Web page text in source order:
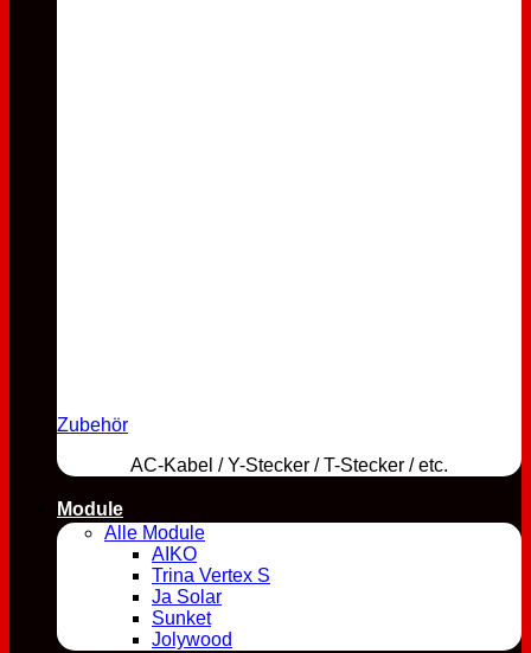
Zubehör
AC-Kabel / Y-Stecker / T-Stecker / etc.
Module
Alle Module
AIKO
Trina Vertex S
Ja Solar
Sunket
Jolywood